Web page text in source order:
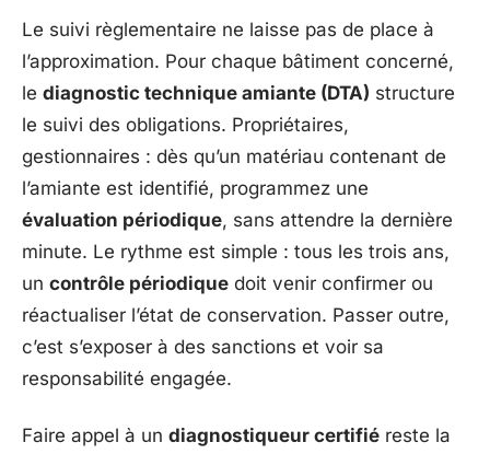
Le suivi règlementaire ne laisse pas de place à
l’approximation. Pour chaque bâtiment concerné,
le diagnostic technique amiante (DTA) structure
le suivi des obligations. Propriétaires,
gestionnaires : dès qu’un matériau contenant de
l’amiante est identifié, programmez une
évaluation périodique, sans attendre la dernière
minute. Le rythme est simple : tous les trois ans,
un contrôle périodique doit venir confirmer ou
réactualiser l’état de conservation. Passer outre,
c’est s’exposer à des sanctions et voir sa
responsabilité engagée.
Faire appel à un diagnostiqueur certifié reste la